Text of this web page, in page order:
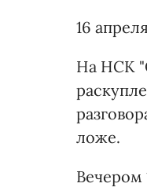
16
На НСК
ложе.
Вечером